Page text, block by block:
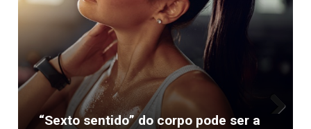
“Sexto sentido” do corpo pode ser a